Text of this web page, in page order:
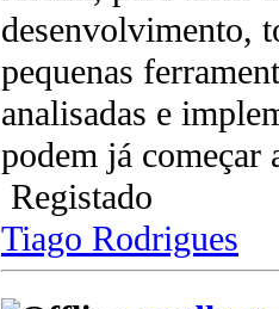
desenvolvimento,
pequenas
analisadas e
podem já começar
Registado
Tiago Rodrigues